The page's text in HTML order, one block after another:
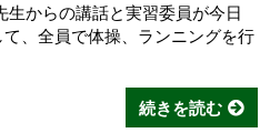
生からの講話と実習委員が今日
、全員で体操、ランニングを行
続きを読む